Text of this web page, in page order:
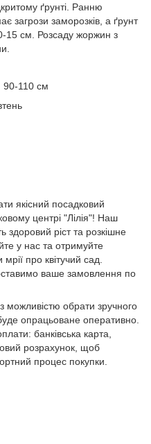
ґрунті. Ранню
загрози заморозків, а ґрунт
15 см. Розсаду жоржин з
90-110 см
якісний посадковий
центрі "Лілія"! Наш
здоровий ріст та розкішне
у нас та отримуйте
про квітучий сад.
ваше замовлення по
можливістю обрати зручного
опрацьоване оперативно.
банківська карта,
розрахунок, щоб
процес покупки.